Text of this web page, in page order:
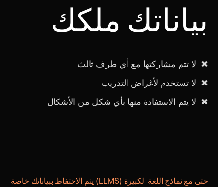
بياناتك ملكك
✖ لا تتم مشاركتها مع أي طرف ثالث
✖ لا تستخدم لأغراض التدريب
✖ لا يتم الاستفادة منها بأي شكل من الأشكال
حتى مع نماذج اللغة الكبيرة (LLMS) يتم الاحتفاظ ببياناتك خاصة